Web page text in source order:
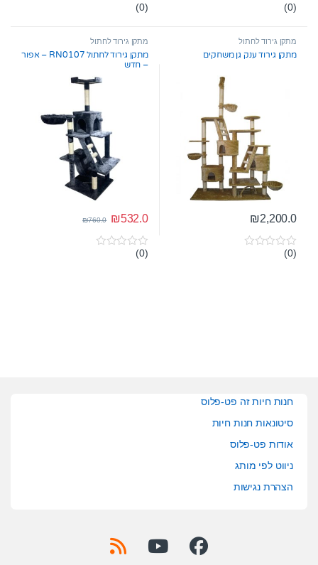
0
t
f
(0)
0
t
f
5
(0)
מתקן גירוד לחתול
מתקן גירוד ענק גן משחקים
₪2,200.0
0(0)
מתקן גירוד לחתול
מתקן גירוד לחתול RN0107 – אפור
– חדש
₪532.0
₪760.0
0(0)
חנות חיות זה פט-פלוס
סיטונאות חנות חיות
אודות פט-פלוס
ניווט לפי מותג
הצהרת נגישות